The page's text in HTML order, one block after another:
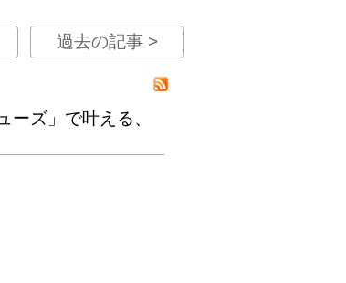
過去の記事 >
ズ」で叶える、